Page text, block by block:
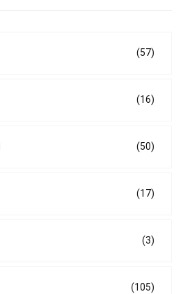
(57)
(16)
(50)
(17)
(3)
(105)